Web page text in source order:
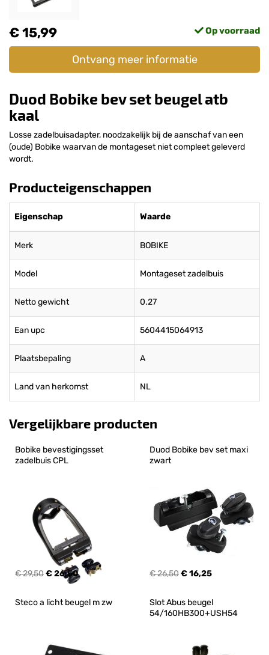
€ 15,99 Op voorraad
Ontvang meer informatie
Duod Bobike bev set beugel atb
kaal
Losse zadelbuisadapter, noodzakelijk bij de aanschaf van een
(oude) Bobike waarvan de montageset niet compleet geleverd
wordt.
Producteigenschappen
Eigenschap Waarde
Merk BOBIKE
Model Montageset zadelbuis
Netto gewicht 0.27
Ean upc 5604415064913
Plaatsbepaling A
Land van herkomst NL
Vergelijkbare producten
Bobike bevestigingsset
zadelbuis CPL
€ 29,50€ 26,50
Duod Bobike bev set maxi
zwart
€ 26,50€ 16,25
Steco a licht beugel m zw
Slot Abus beugel
54/160HB300+USH54